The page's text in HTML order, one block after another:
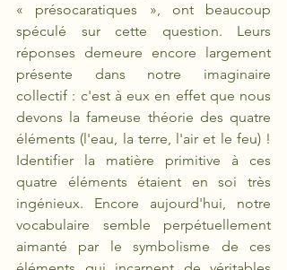
«
présocaratiques », ont beaucoup
spéculé sur cette question. Leurs
réponses demeure encore largement
présente dans notre imaginaire
collectif : c'est à eux en effet que nous
devons la fameuse théorie des quatre
éléments (l'eau, la terre, l'air et le feu) !
Identifier la matière primitive à ces
quatre éléments étaient en soi très
ingénieux. Encore aujourd'hui, notre
vocabulaire semble perpétuellement
aimanté par le symbolisme de ces